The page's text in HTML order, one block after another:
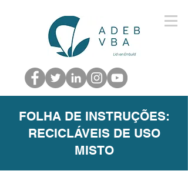
FOLHA DE INSTRUÇÕES:
RECICLÁVEIS DE USO
MISTO